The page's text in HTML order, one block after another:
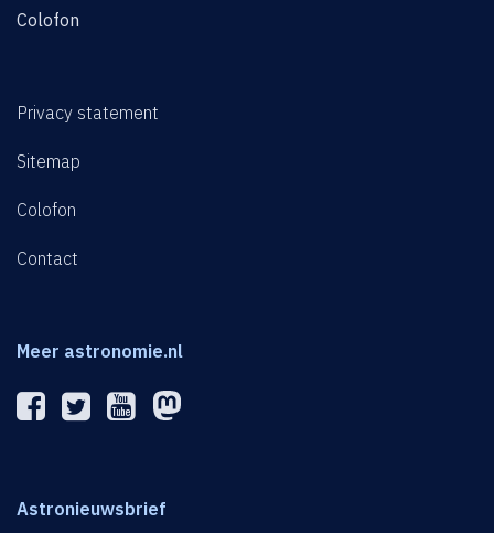
Colofon
Privacy statement
Sitemap
Colofon
Contact
Meer astronomie.nl
Astronieuwsbrief